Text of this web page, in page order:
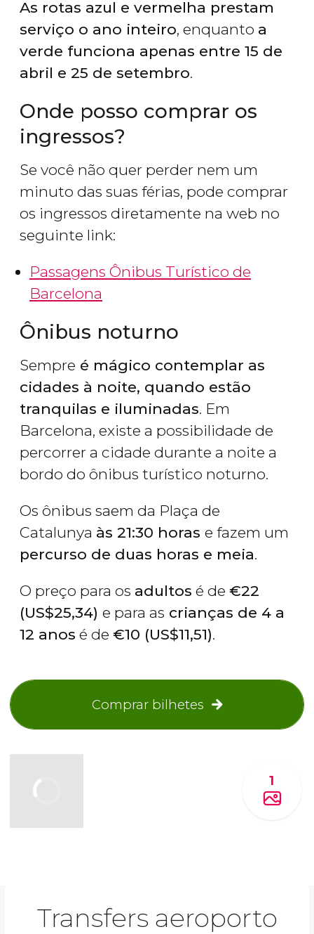
As rotas azul e vermelha prestam
serviço o ano inteiro, enquanto a
verde funciona apenas entre 15 de
abril e 25 de setembro.
Onde posso comprar os
ingressos?
Se você não quer perder nem um
minuto das suas férias, pode comprar
os ingressos diretamente na web no
seguinte link:
Passagens Ônibus Turístico de
Barcelona
Ônibus noturno
Sempre é mágico contemplar as
cidades à noite, quando estão
tranquilas e iluminadas. Em
Barcelona, existe a possibilidade de
percorrer a cidade durante a noite a
bordo do ônibus turístico noturno.
Os ônibus saem da Plaça de
Catalunya às 21:30 horas e fazem um
percurso de duas horas e meia.
O preço para os adultos é de €22
(US$25,34) e para as crianças de 4 a
12 anos é de €10 (US$11,51).
Comprar bilhetes
1
Transfers aeroporto